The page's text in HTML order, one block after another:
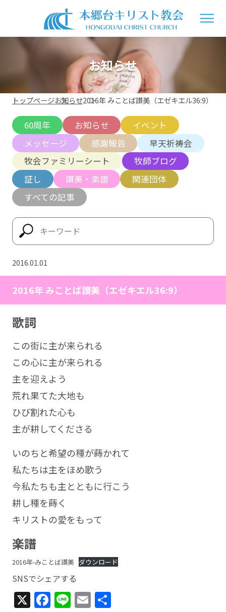
お知らせ
トップページお知らせ2016年 みことば讃美（エゼキエル36:9）
60周年 お知らせ
イベント
メッセージ
感謝報告
早天祈祷会
牧会ファミリーシート
牧師ブログ
証し
讃美・楽譜
関連団体
すべての記事
2016.01.01
2016年 みことば讃美（エゼキエル36:9）
歌詞
この街に主が来られる
この心に主が来られる
主を迎えよう
荒れ果てた大地も
ひび割れた心も
主が耕してくださる
いのちと希望の種が蒔かれて
私たちは主をほめ歌う
今私たちも主とともに行こう
耕し種を蒔く
キリストの愛をもって
楽譜
2016年-みことば讃美 ダウンロード
SNSでシェアする
X Facebook
LineEmail
共